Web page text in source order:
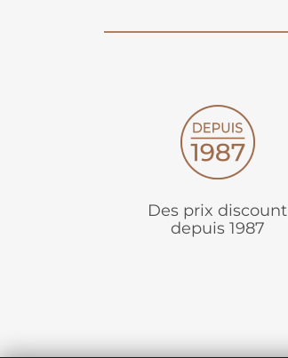
Des prix discount
depuis 1987